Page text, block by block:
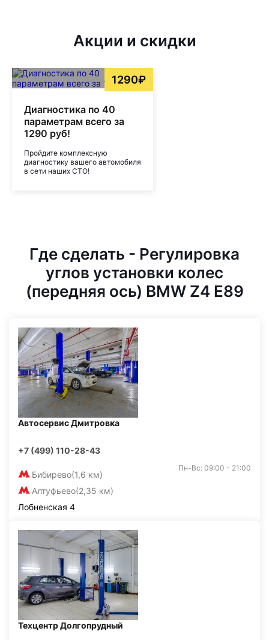
Акции и скидки
1290₽
Диагностика по 40
параметрам всего за
1290 руб!
Пройдите комплексную
диагностику вашего автомобиля
в сети наших СТО!
Где сделать - Регулировка
углов установки колес
(передняя ось) BMW Z4 E89
Автосервис Дмитровка
+7 (499) 110-28-43
Бибирево(1,6 км)
Алтуфьево(2,35 км)
Пн-Вс: 09:00 - 21:00
Лобненская 4
Техцентр Долгопрудный